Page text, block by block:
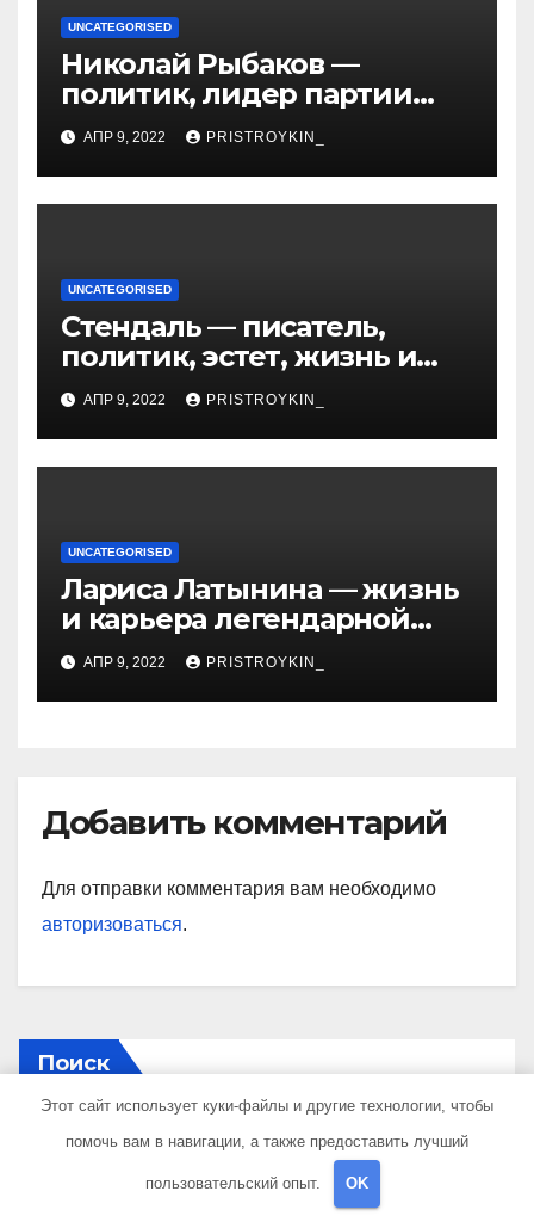
UNCATEGORISED
Николай Рыбаков —
политик, лидер партии
Яблоко и его биография
АПР 9, 2022 PRISTROYKIN_
UNCATEGORISED
Стендаль — писатель,
политик, эстет, жизнь и
творчество одного из
величайших литературных
гении XIX века
АПР 9, 2022 PRISTROYKIN_
UNCATEGORISED
Лариса Латынина — жизнь
и карьера легендарной
советской гимнастки,
установившей мировые
рекорды и завоевавшей
АПР 9, 2022 PRISTROYKIN_
Добавить комментарий
Для отправки комментария вам необходимо
авторизоваться.
Поиск
Поиск
Этот сайт использует куки-файлы и другие технологии, чтобы
помочь вам в навигации, а также предоставить лучший
пользовательский опыт. OK